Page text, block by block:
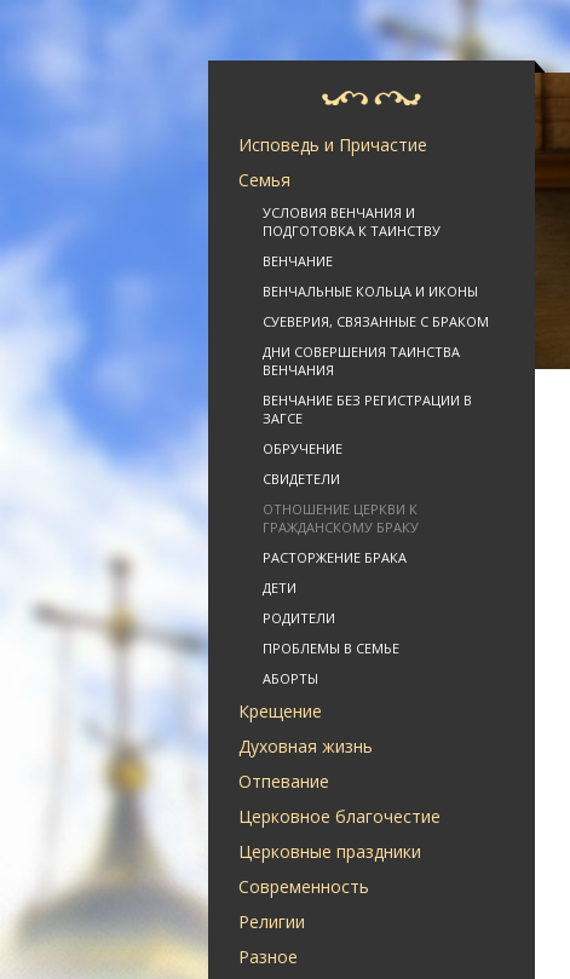
Исповедь и Причастие
Семья
УСЛОВИЯ ВЕНЧАНИЯ И
ПОДГОТОВКА К ТАИНСТВУ
ВЕНЧАНИЕ
ВЕНЧАЛЬНЫЕ КОЛЬЦА И ИКОНЫ
СУЕВЕРИЯ, СВЯЗАННЫЕ С БРАКОМ
ДНИ СОВЕРШЕНИЯ ТАИНСТВА
ВЕНЧАНИЯ
ВЕНЧАНИЕ БЕЗ РЕГИСТРАЦИИ В
ЗАГСЕ
ОБРУЧЕНИЕ
СВИДЕТЕЛИ
ОТНОШЕНИЕ ЦЕРКВИ К
ГРАЖДАНСКОМУ БРАКУ
РАСТОРЖЕНИЕ БРАКА
ДЕТИ
РОДИТЕЛИ
ПРОБЛЕМЫ В СЕМЬЕ
АБОРТЫ
Крещение
Духовная жизнь
Отпевание
Церковное благочестие
Церковные праздники
Современность
Религии
Разное